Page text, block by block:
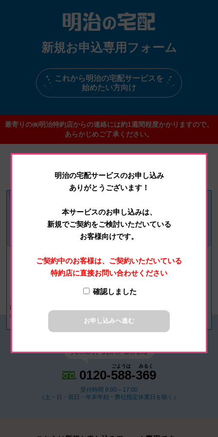
新規お申込専用フォーム
これから明治の宅配サービスを
始めたい方向け
最寄りの㈱明治特約店からの連絡には約1週間程度かかりますので、
あらかじめご了承ください。
明治の宅配サービスのお申し込み
ありがとうございます！
本サービスのお申し込みは、
新規でご契約をご検討いただいている
お客様向けです。
ご契約中のお客様は、ご契約いただいている
特約店に直接お問い合わせください
確認しました
お申し込みへ進む
3つのステップで承っております
下記の
お申込フォームへ
※「確認しました。」にご
が表示されます。
後日、(株)
明治特約店から
ご連絡・ご訪問
※最寄りの（株）明治 特約
らかじめご了承ください。
ご希望の商品を
入力に関するお問い合わせ先
0120-588
ごようは
-369
みるく
受付時間 9:00～17:00
（土・日・祝日・年末年始・弊社指定休業日を除く）